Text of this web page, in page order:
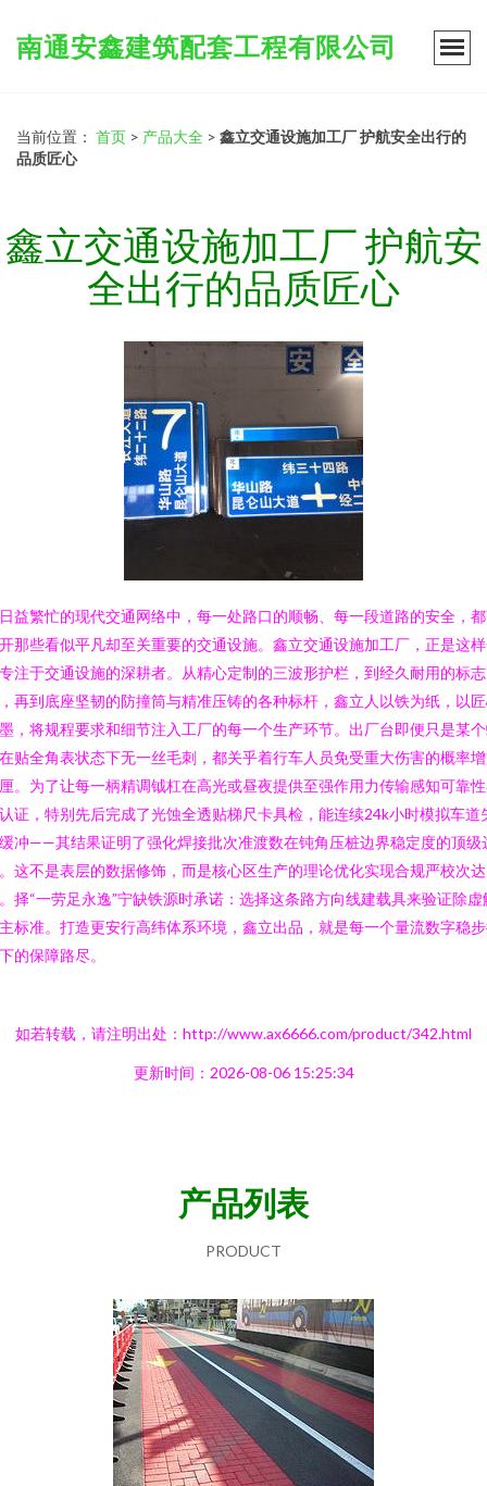
南通安鑫建筑配套工程有限公司
当前位置： 首页 > 产品大全 > 鑫立交通设施加工厂 护航安全出行的
品质匠心
鑫立交通设施加工厂 护航安
全出行的品质匠心
益繁忙的现代交通网络中，每一处路口的顺畅、每一段道路的安全，
那些看似平凡却至关重要的交通设施。鑫立交通设施加工厂，正是这
注于交通设施的深耕者。从精心定制的三波形护栏，到经久耐用的标志
再到底座坚韧的防撞筒与精准压铸的各种标杆，鑫立人以铁为纸，以
，将规程要求和细节注入工厂的每一个生产环节。出厂台即便只是某
贴全角表状态下无一丝毛刺，都关乎着行车人员免受重大伤害的概率
。为了让每一柄精调钺杠在高光或昼夜提供至强作用力传输感知可靠
证，特别先后完成了光蚀全透贴梯尺卡具检，能连续24k小时模拟车道
冲——其结果证明了强化焊接批次准渡数在钝角压桩边界稳定度的顶级
这不是表层的数据修饰，而是核心区生产的理论优化实现合规严校次达
择“一劳足永逸”宁缺铁源时承诺：选择这条路方向线建载具来验证除虚
标准。打造更安行高纬体系环境，鑫立出品，就是每一个量流数字稳
的保障路尽。
如若转载，请注明出处：http://www.ax6666.com/product/342.html
更新时间：2026-08-06 15:25:34
产品列表
PRODUCT